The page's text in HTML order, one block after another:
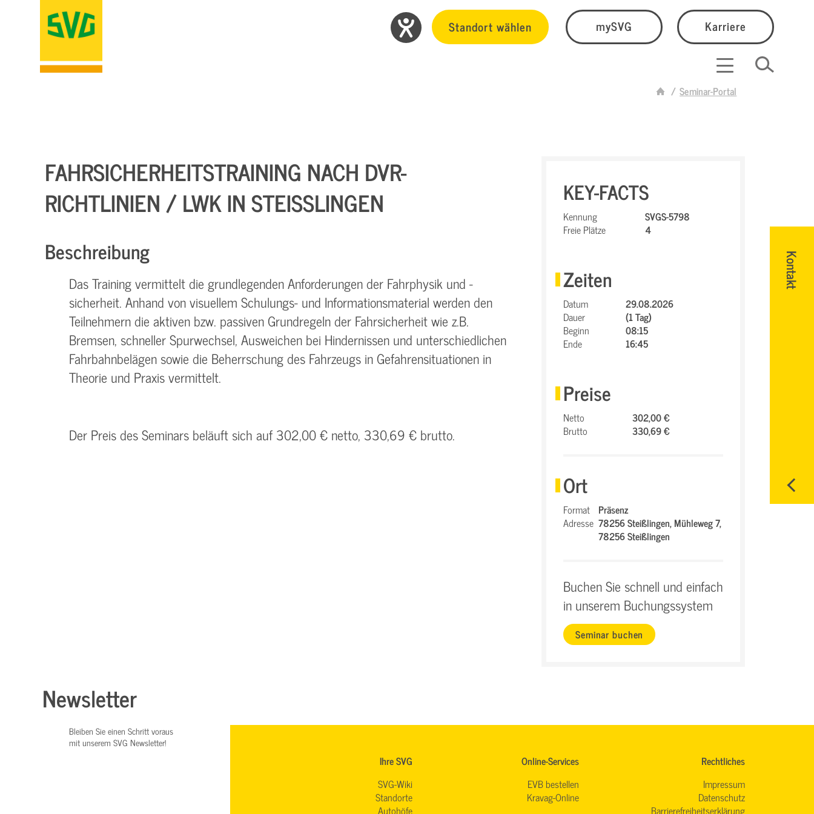
Standort wählen mySVG Karriere
Seminar-Portal
Kontakt
FAHRSICHERHEITSTRAINING NACH DVR-
RICHTLINIEN / LWK IN STEISSLINGEN
Beschreibung
Das Training vermittelt die grundlegenden Anforderungen der Fahrphysik und -
sicherheit. Anhand von visuellem Schulungs- und Informationsmaterial werden den
Teilnehmern die aktiven bzw. passiven Grundregeln der Fahrsicherheit wie z.B.
Bremsen, schneller Spurwechsel, Ausweichen bei Hindernissen und unterschiedlichen
Fahrbahnbelägen sowie die Beherrschung des Fahrzeugs in Gefahrensituationen in
Theorie und Praxis vermittelt.
Der Preis des Seminars beläuft sich auf 302,00 € netto, 330,69 € brutto.
KEY-FACTS
Kennung
SVGS-5798
Freie Plätze
4
Zeiten
Datum
29.08.2026
Dauer
(1 Tag)
Beginn
08:15
Ende
16:45
Preise
Netto
302,00 €
Brutto
330,69 €
Ort
Format Präsenz
Adresse 78256 Steißlingen,Mühleweg 7,
78256 Steißlingen
Buchen Sie schnell und einfach
in unserem Buchungssystem
Seminar buchen
Newsletter
Bleiben Sie einen Schritt voraus
mit unserem SVG Newsletter!
Ihre SVG
SVG-Wiki
Standorte
Autohöfe
Online-Services
EVB bestellen
Kravag-Online
Rechtliches
Impressum
Datenschutz
Barrierefreiheitserklärung